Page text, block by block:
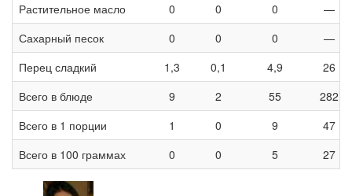
Растительное масло
0 0 0
—
Сахарный песок
0 0 0
—
Перец сладкий
1,3 0,1 4,9
26
Всего в блюде
9 2 55
282
Всего в 1 порции
1 0 9
47
Всего в 100 граммах
0 0 5 27